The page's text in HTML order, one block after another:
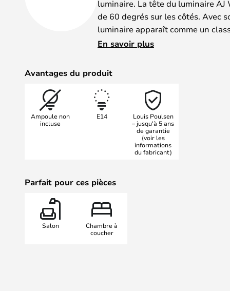
luminaire. La tête du luminaire
de 60 degrés sur les côtés. Avec
luminaire apparaît comme un
Un profil unique facilement
été lancé en tant que de design
OBS: Il s'agit de la variante
de la lampe doit être tirée
En savoir plus
Avantages du produit
Ampoule non
incluse
E14
Louis Poulsen
– jusqu'à 5 ans
de garantie
(voir les
informations
du fabricant)
Parfait pour ces pièces
Salon
Chambre à
coucher